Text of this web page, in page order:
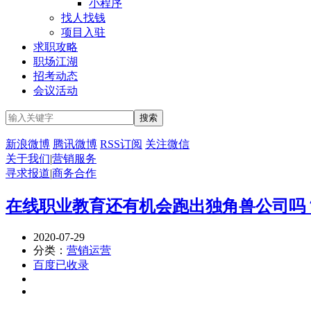
小程序
找人找钱
项目入驻
求职攻略
职场江湖
招考动态
会议活动
新浪微博 腾讯微博 RSS订阅 关注微信
关于我们|营销服务
寻求报道|商务合作
在线职业教育还有机会跑出独角兽公司吗
2020-07-29
分类： 营销运营
百度已收录